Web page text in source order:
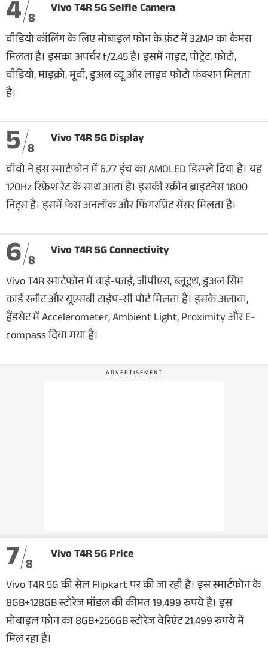
4 8
Vivo T4R 5G Selfie Camera
वीडियो कॉलिंग के लिए मोबाइल फोन के फ्रंट में 32MP का कैमरा
मिलता है। इसका अपर्चर f/2.45 है। इसमें नाइट, पोट्रेट, फोटो,
वीडियो, माइक्रो, मूवी, डुअल व्यू और लाइव फोटो फंक्शन मिलता
है।
5 8
Vivo T4R 5G Display
वीवो ने इस स्मार्टफोन में 6.77 इंच का AMOLED डिस्प्ले दिया है। यह
120Hz रिफ्रेश रेट के साथ आता है। इसकी स्क्रीन ब्राइटनेस 1800
निट्स है। इसमें फेस अनलॉक और फिंगरप्रिंट सेंसर मिलता है।
6 8
Vivo T4R 5G Connectivity
Vivo T4R स्मार्टफोन में वाई-फाई, जीपीएस, ब्लूटूथ, डुअल सिम
कार्ड स्लॉट और यूएसबी टाईप-सी पोर्ट मिलता है। इसके अलावा,
हैंडसेट में Accelerometer, Ambient Light, Proximity और E-
compass दिया गया है।
7 8
Vivo T4R 5G Price
Vivo T4R 5G की सेल Flipkart पर की जा रही है। इस स्मार्टफोन के
8GB+128GB स्टोरेज मॉडल की कीमत 19,499 रुपये है। इस
मोबाइल फोन का 8GB+256GB स्टोरेज वेरिएंट 21,499 रुपये में
मिल रहा है।